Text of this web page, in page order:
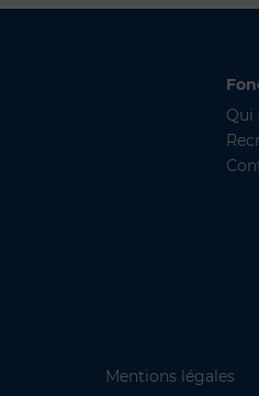
Qui
Mentions légales